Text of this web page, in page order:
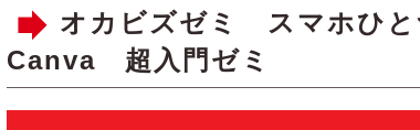
オカビズゼミ スマホひと
Canva 超入門ゼミ